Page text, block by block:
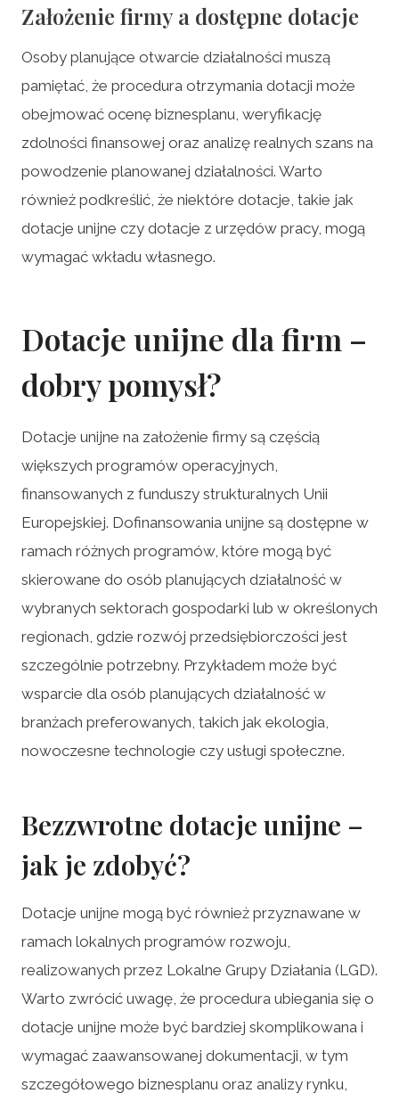
Założenie firmy a dostępne dotacje
Osoby planujące otwarcie działalności muszą
pamiętać, że procedura otrzymania dotacji może
obejmować ocenę biznesplanu, weryfikację
zdolności finansowej oraz analizę realnych szans na
powodzenie planowanej działalności. Warto
również podkreślić, że niektóre dotacje, takie jak
dotacje unijne czy dotacje z urzędów pracy, mogą
wymagać wkładu własnego.
Dotacje unijne dla firm –
dobry pomysł?
Dotacje unijne na założenie firmy są częścią
większych programów operacyjnych,
finansowanych z funduszy strukturalnych Unii
Europejskiej. Dofinansowania unijne są dostępne w
ramach różnych programów, które mogą być
skierowane do osób planujących działalność w
wybranych sektorach gospodarki lub w określonych
regionach, gdzie rozwój przedsiębiorczości jest
szczególnie potrzebny. Przykładem może być
wsparcie dla osób planujących działalność w
branżach preferowanych, takich jak ekologia,
nowoczesne technologie czy usługi społeczne.
Bezzwrotne dotacje unijne –
jak je zdobyć?
Dotacje unijne mogą być również przyznawane w
ramach lokalnych programów rozwoju,
realizowanych przez Lokalne Grupy Działania (LGD).
Warto zwrócić uwagę, że procedura ubiegania się o
dotacje unijne może być bardziej skomplikowana i
wymagać zaawansowanej dokumentacji, w tym
szczegółowego biznesplanu oraz analizy rynku,